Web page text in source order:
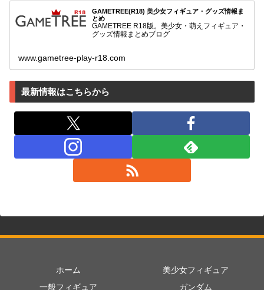
GAMETREE(R18) 美少女フィギュア・グッズ情報ま
とめ
GAMETREE R18版。美少女・萌えフィギュア・
グッズ情報まとめブログ
www.gametree-play-r18.com
最新情報はこちらから
ホーム
美少女フィギュア
一般フィギュア
ガンダム